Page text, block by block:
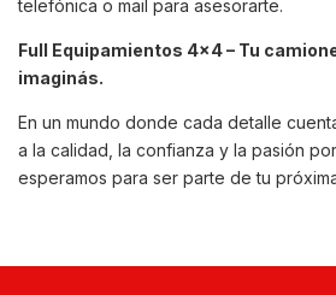
telefónica o mail para asesorarte.
Full Equipamientos 4x4 – Tu
imaginás.
En un mundo donde cada detalle
a la calidad, la confianza y la pasión por
esperamos para ser parte de tu